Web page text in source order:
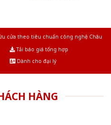
cửa theo tiêu chuẩn công nghệ Châu
Tải báo giá tổng hợp
Dành cho đại lý
HÀNG